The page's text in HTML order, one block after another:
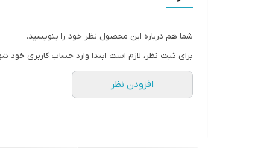
شما هم درباره این محصول نظر خود را بنویسید.
برای ثبت نظر، لازم است ابتدا وارد حساب کاربری خود
افزودن نظر